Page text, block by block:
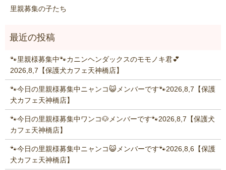
里親募集の子たち
🐾里親様募集中🐾カニンヘンダックスのモモノキ君💕
2026,8,7【保護犬カフェ天神橋店】
🐾今日の里親様募集中ニャンコ😺メンバーです🐾2026,8,7【保護
犬カフェ天神橋店】
🐾今日の里親様募集中ワンコ🐶メンバーです🐾2026,8,7【保護犬
カフェ天神橋店】
🐾今日の里親様募集中ニャンコ😺メンバーです🐾2026,8,6【保護
犬カフェ天神橋店】